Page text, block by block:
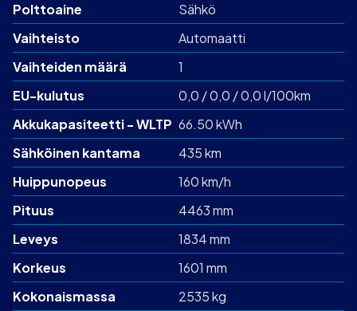
Polttoaine
Sähkö
Vaihteisto
Automaatti
Vaihteiden määrä
1
EU-kulutus
0,0 / 0,0 / 0,0 l/100km
Akku­kapasiteetti - WLTP 66.50 kWh
Sähköinen kantama
435 km
Huippunopeus
160 km/h
Pituus
4463 mm
Leveys
1834 mm
Korkeus
1601 mm
Kokonaismassa
2535 kg